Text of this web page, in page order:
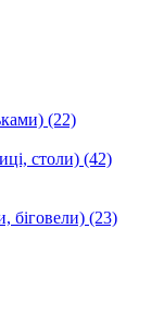
(22)
столи) (42)
біговели) (23)